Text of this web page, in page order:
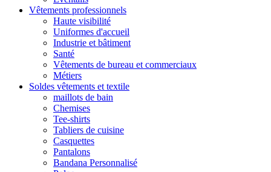
Vêtements professionnels
Haute visibilité
Uniformes d'accueil
Industrie et bâtiment
Santé
Vêtements de bureau et commerciaux
Métiers
Soldes vêtements et textile
maillots de bain
Chemises
Tee-shirts
Tabliers de cuisine
Casquettes
Pantalons
Bandana Personnalisé